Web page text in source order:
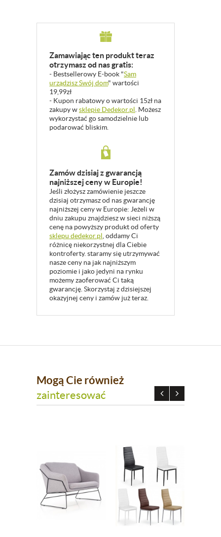
Zamawiając ten produkt teraz
otrzymasz od nas gratis:
- Bestsellerowy E-book "Sam
urządzisz Swój dom" wartości
19,99zł
- Kupon rabatowy o wartości 15zł na
zakupy wsklepie Dedekor.pl. Możesz
wykorzystać go samodzielnie lub
podarować bliskim.
Zamów dzisiaj z gwarancją
najniższej ceny w Europie!
Jeśli złożysz zamówienie jeszcze
dzisiaj otrzymasz od nas gwarancję
najniższej ceny w Europie: Jeżeli w
dniu zakupu znajdziesz w sieci niższą
cenę na powyższy produkt od oferty
sklepu dedekor.pl, oddamy Ci
różnicę niekorzystnej dla Ciebie
kontroferty. staramy się utrzymywać
nasze ceny na jak najniższym
poziomie i jako jedyni na rynku
możemy zaoferować Ci taką
gwarancję. Skorzystaj z dzisiejszej
okazyjnej ceny i zamów już teraz.
Mogą Cie również
zainteresować